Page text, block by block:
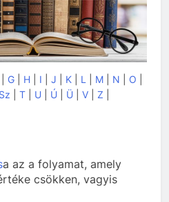
G| H| I J K| L M| N O
Sz T| U| Ú| Ü| V| Z
a az a folyamat, amely
csökken, vagyis